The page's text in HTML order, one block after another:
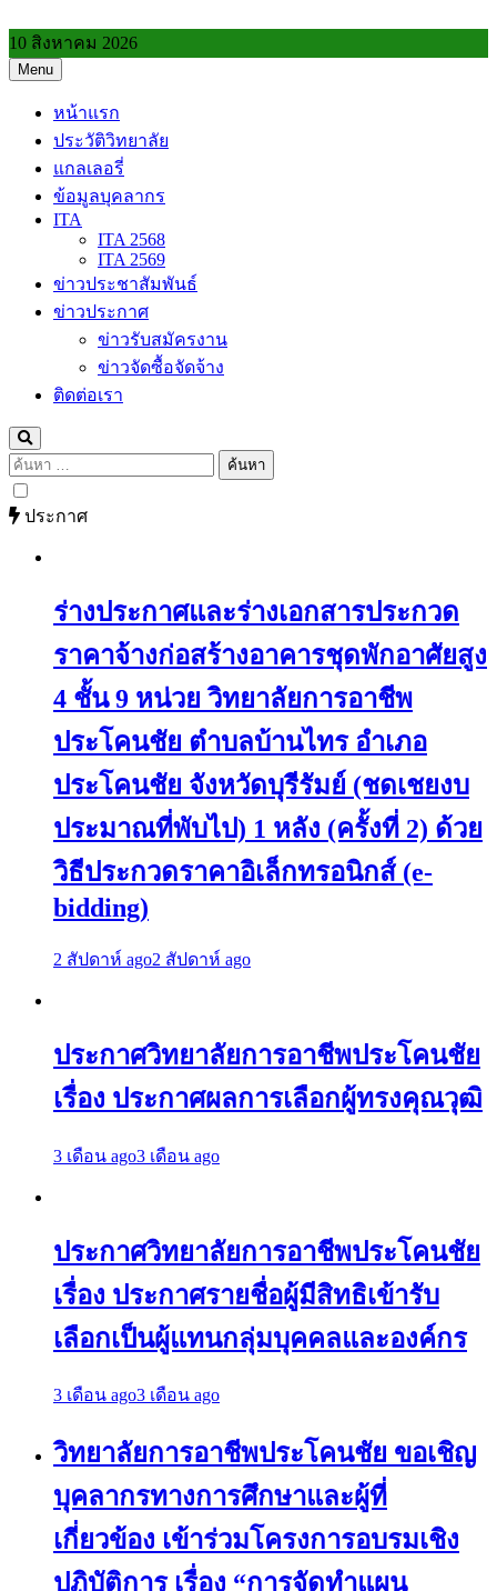
to
content
10 สิงหาคม 2026
Menu
หน้าแรก
ประวัติวิทยาลัย
แกลเลอรี่
ข้อมูลบุคลากร
ITA
ITA 2568
ITA 2569
ข่าวประชาสัมพันธ์
ข่าวประกาศ
ข่าวรับสมัครงาน
ข่าวจัดซื้อจัดจ้าง
ติดต่อเรา
ค้นหา
สำหรับ:
ประกาศ
ร่างประกาศและร่างเอกสารประกวด
ราคาจ้างก่อสร้างอาคารชุดพักอาศัยสูง
4 ชั้น 9 หน่วย วิทยาลัยการอาชีพ
ประโคนชัย ตำบลบ้านไทร อำเภอ
ประโคนชัย จังหวัดบุรีรัมย์ (ชดเชยงบ
ประมาณที่พับไป) 1 หลัง (ครั้งที่ 2) ด้วย
วิธีประกวดราคาอิเล็กทรอนิกส์ (e-
bidding)
2 สัปดาห์ ago2 สัปดาห์ ago
ประกาศวิทยาลัยการอาชีพประโคนชัย
เรื่อง ประกาศผลการเลือกผู้ทรงคุณวุฒิ
3 เดือน ago3 เดือน ago
ประกาศวิทยาลัยการอาชีพประโคนชัย
เรื่อง ประกาศรายชื่อผู้มีสิทธิเข้ารับ
เลือกเป็นผู้แทนกลุ่มบุคคลและองค์กร
3 เดือน ago3 เดือน ago
วิทยาลัยการอาชีพประโคนชัย ขอเชิญ
บุคลากรทางการศึกษาและผู้ที่
เกี่ยวข้อง เข้าร่วมโครงการอบรมเชิง
ปฏิบัติการ เรื่อง “การจัดทำแผน